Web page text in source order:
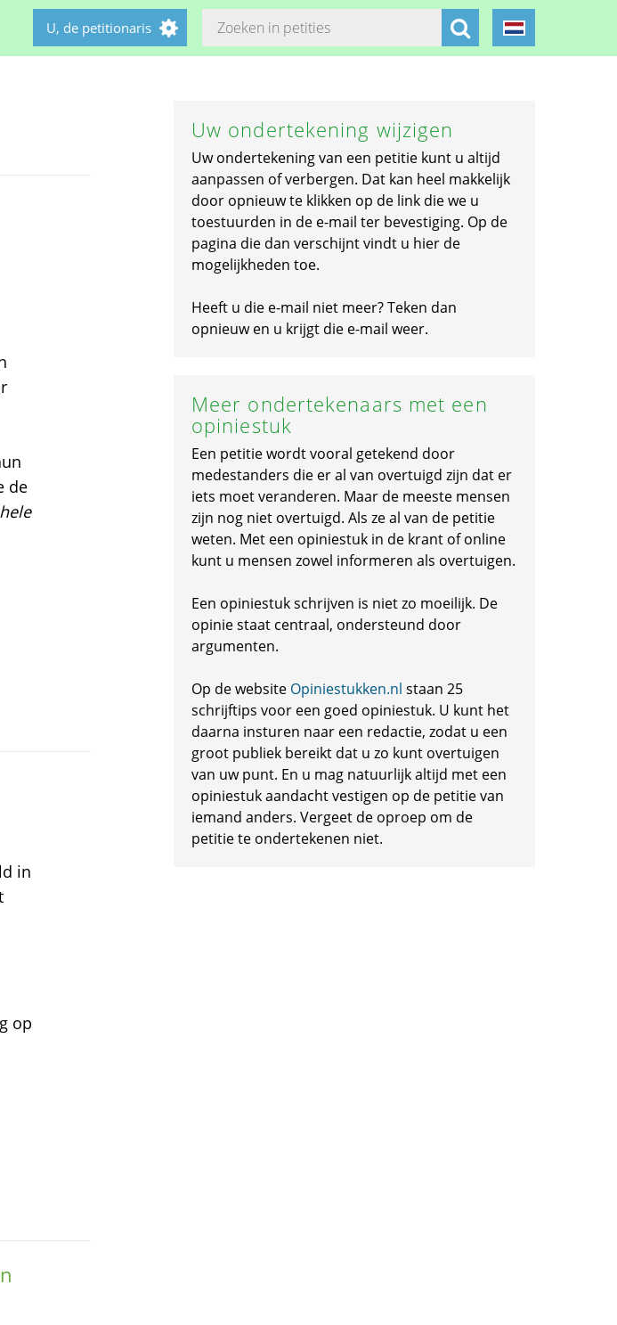
U, de petitionaris
de
hele
in
op
Uw ondertekening wijzigen
Uw ondertekening van een petitie kunt u altijd
aanpassen of verbergen. Dat kan heel makkelijk
door opnieuw te klikken op de link die we u
toestuurden in de e-mail ter bevestiging. Op de
pagina die dan verschijnt vindt u hier de
mogelijkheden toe.
Heeft u die e-mail niet meer? Teken dan
opnieuw en u krijgt die e-mail weer.
Meer ondertekenaars met een
opiniestuk
Een petitie wordt vooral getekend door
medestanders die er al van overtuigd zijn dat er
iets moet veranderen. Maar de meeste mensen
zijn nog niet overtuigd. Als ze al van de petitie
weten. Met een opiniestuk in de krant of online
kunt u mensen zowel informeren als overtuigen.
Een opiniestuk schrijven is niet zo moeilijk. De
opinie staat centraal, ondersteund door
argumenten.
Op de website Opiniestukken.nl staan 25
schrijftips voor een goed opiniestuk. U kunt het
daarna insturen naar een redactie, zodat u een
groot publiek bereikt dat u zo kunt overtuigen
van uw punt. En u mag natuurlijk altijd met een
opiniestuk aandacht vestigen op de petitie van
iemand anders. Vergeet de oproep om de
petitie te ondertekenen niet.